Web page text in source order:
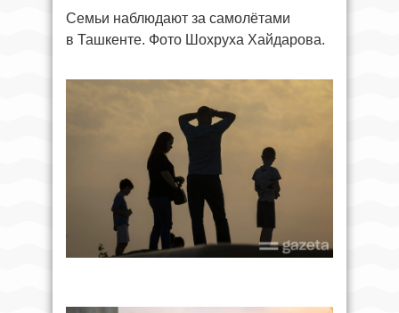
Семьи наблюдают за самолётами
в Ташкенте. Фото Шохруха Хайдарова.